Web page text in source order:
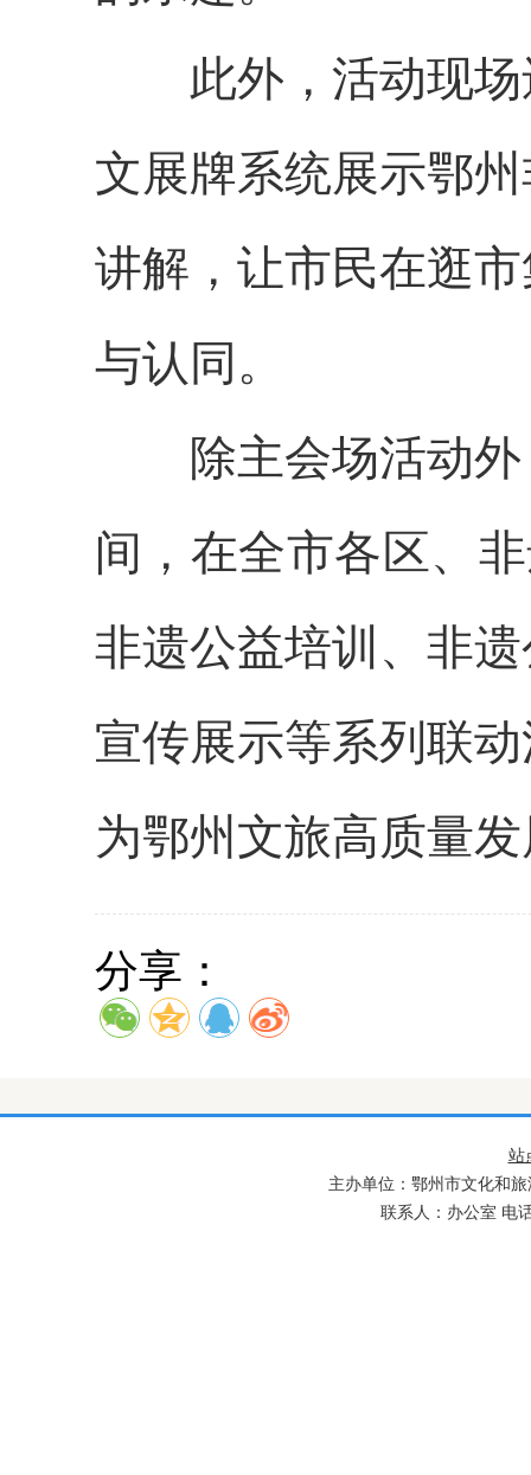
此外，活动现
文展牌系统展示鄂
讲解，让市民在逛
与认同。
除主会场活动
间，在全市各区、
非遗公益培训、非
宣传展示等系列联
为鄂州文旅高质量
分享：
站
主办单位：鄂州市文化和
联系人：办公室 电